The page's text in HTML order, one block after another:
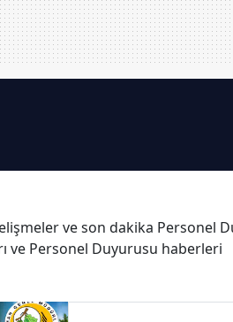
ve son dakika Personel
ve Personel Duyurusu haberleri